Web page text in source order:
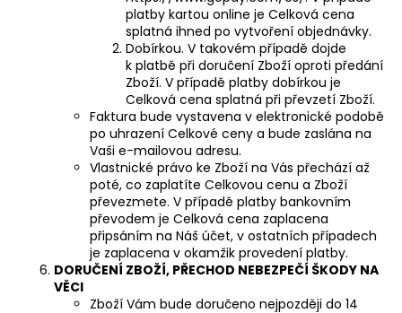
platby kartou online je Celková cena
splatná ihned po vytvoření objednávky.
Dobírkou. V takovém případě dojde
k platbě při doručení Zboží oproti předání
Zboží. V případě platby dobírkou je
Celková cena splatná při převzetí Zboží.
Faktura bude vystavena v elektronické podobě
po uhrazení Celkové ceny a bude zaslána na
Vaši e-mailovou adresu.
Vlastnické právo ke Zboží na Vás přechází až
poté, co zaplatíte Celkovou cenu a Zboží
převezmete. V případě platby bankovním
převodem je Celková cena zaplacena
připsáním na Náš účet, v ostatních případech
je zaplacena v okamžik provedení platby.
DORUČENÍ ZBOŽÍ, PŘECHOD NEBEZPEČÍ ŠKODY NA
VĚCI
Zboží Vám bude doručeno nejpozději do 14